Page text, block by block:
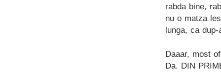
rabda bine,
nu o matza
lunga, ca
Daaar, most
Da. DIN